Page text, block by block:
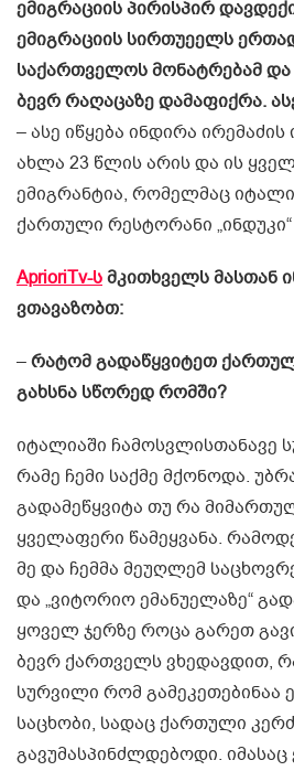
ემიგრაციის პირისპირ
ემიგრაციის სირთუეელს
საქართველოს მონატრებამ და
ბევრ რაღაცაზე დამაფიქრა.
– ასე იწყება ინდირა
ახლა 23 წლის არის და ის
ემიგრანტია, რომელმაც
ქართული რესტორანი „ინდუკი“
AprioriTv-სმკითხველს მასთან
ვთავაზობთ:
–რატომ გადაწყვიტეთ
გახსნა სწორედ რომში?
იტალიაში ჩამოსვლისთანავე
რამე ჩემი საქმე მქონოდა.
გადამეწყვიტა თუ რა
ყველაფერი წამეყვანა.
მე და ჩემმა მეუღლემ
და „ვიტორიო ემანუელაზე“
ყოველ ჯერზე როცა გარეთ
ბევრ ქართველს ვხედავდით,
სურვილი რომ გამეკეთებინაა
საცხობი, სადაც ქართული
გავუმასპინძლდებოდი.